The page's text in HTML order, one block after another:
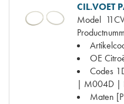
CIL.VOET
Model
OE
Codes
| M004D |
Maten